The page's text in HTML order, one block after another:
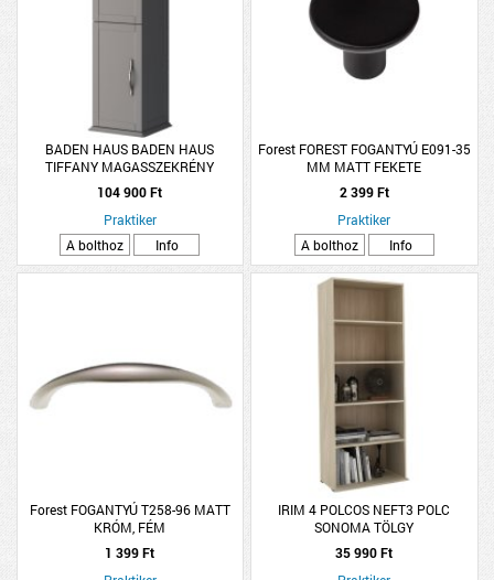
BADEN HAUS BADEN HAUS
TIFFANY MAGASSZEKRÉNY
34X114X32CM VILÁGOSSZÜRKE 2
AJTÓ FÜGGESZTETT
104 900 Ft
Praktiker
A bolthoz
Info
Forest FOREST FOGANTYÚ E091-35
MM MATT FEKETE
2 399 Ft
Praktiker
A bolthoz
Info
Forest FOGANTYÚ T258-96 MATT
KRÓM, FÉM
1 399 Ft
IRIM 4 POLCOS NEFT3 POLC
SONOMA TÖLGY
35 990 Ft